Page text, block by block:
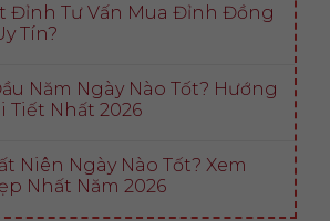
Đỉnh Tư Vấn Mua Đỉnh Đồng
Tín?
Năm Ngày Nào Tốt? Hướng
Tiết Nhất 2026
Niên Ngày Nào Tốt? Xem
Nhất Năm 2026